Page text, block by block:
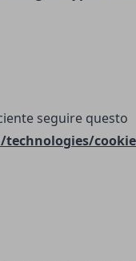
seguire questo